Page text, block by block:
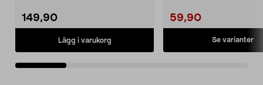
149,90
Lägg i varukorg
59,90
Se varianter